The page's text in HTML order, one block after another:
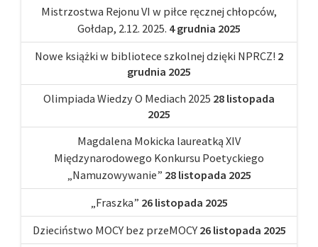
Mistrzostwa Rejonu VI w piłce ręcznej chłopców,
Gołdap, 2.12. 2025. 4 grudnia 2025
Nowe książki w bibliotece szkolnej dzięki NPRCZ! 2
grudnia 2025
Olimpiada Wiedzy O Mediach 2025 28 listopada
2025
Magdalena Mokicka laureatką XIV
Międzynarodowego Konkursu Poetyckiego
„Namuzowywanie” 28 listopada 2025
„Fraszka” 26 listopada 2025
Dzieciństwo MOCY bez przeMOCY 26 listopada 2025